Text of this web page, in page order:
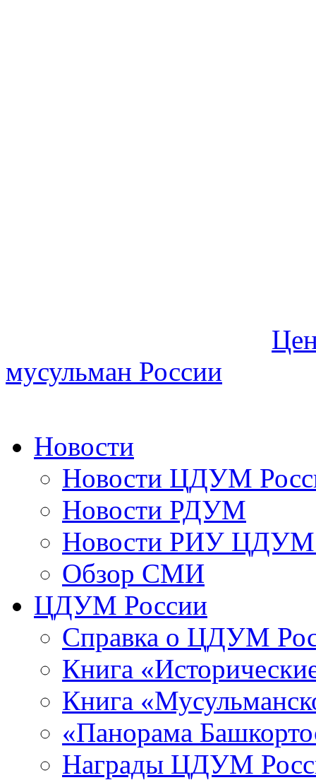
мусульман России
Новости
Новости ЦДУМ
Новости РДУМ
Новости РИУ ЦДУМ
Обзор СМИ
ЦДУМ России
Справка о ЦДУМ
Книга
Книга
«Панорама
Награды ЦДУМ